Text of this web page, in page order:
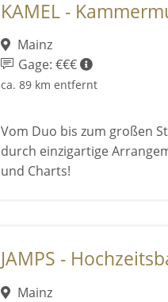
KAMEL -
Mainz
Gage: €€€
ca. 89 km entfernt
Vom Duo bis zum großen
durch einzigartige
und Charts!
JAMPS -
Mainz